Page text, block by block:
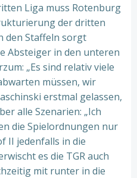
Liga muss Rotenburg
der dritten
den Staffeln sorgt
Absteiger in den unteren
„Es sind relativ viele
müssen, wir
erstmal gelassen,
alle Szenarien: „Ich
die Spielordnungen nur
II jedenfalls in die
es die TGR auch
mit runter in die